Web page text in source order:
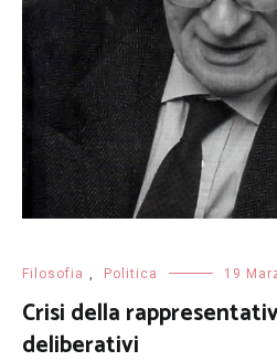
Filosofia , Politica 19
Crisi della
deliberativi